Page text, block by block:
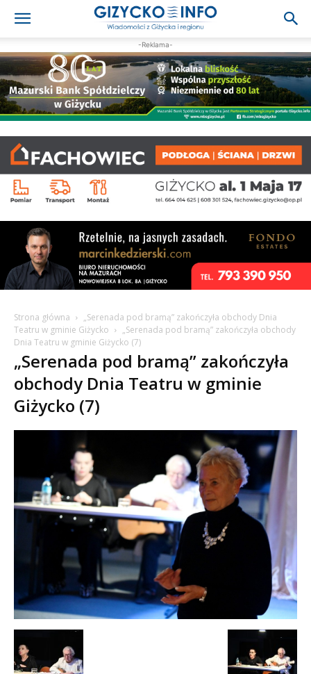
-Reklama-
Strona główna
„Serenada pod bramą” zakończyła obchody Dnia
Teatru w gminie Giżycko
„Serenada pod bramą” zakończyła obchody
Dnia Teatru w gminie Giżycko (7)
„Serenada pod bramą” zakończyła
obchody Dnia Teatru w gminie
Giżycko (7)